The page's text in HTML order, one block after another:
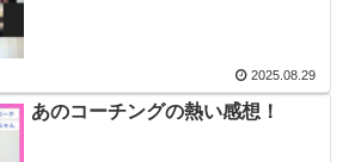
2025.08.29
あのコーチングの熱い感想！